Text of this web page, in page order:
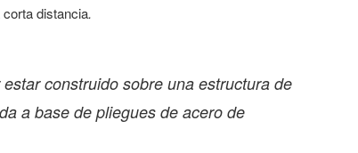
distancia.
construido sobre una estructura de
a base de pliegues de acero de